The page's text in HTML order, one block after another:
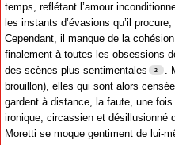
temps, reflétant l’amour
les instants d’évasions qu’il
Cependant, il manque de la
finalement à toutes les obsessions
des scènes plus sentimentales
.
brouillon), elles qui sont alors
gardent à distance, la faute, une
ironique, circassien et désillusionné
Moretti se moque gentiment de lui-